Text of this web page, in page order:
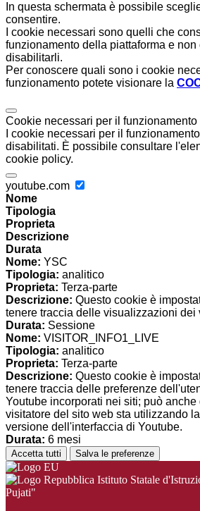
In questa schermata è possibile
consentire.
I cookie necessari sono quelli che
funzionamento della piattaforma e
disabilitarli.
Per conoscere quali sono i cookie
funzionamento potete visionare la
Cookie necessari per il funzionamento
I cookie necessari per il
disabilitati. È possibile consultare
cookie policy.
youtube.com
Nome
Tipologia
Proprieta
Descrizione
Durata
Nome: YSC
Tipologia: analitico
Proprieta: Terza-parte
Descrizione: Questo cookie è
tenere traccia delle visualizzazioni dei
Durata: Sessione
Nome: VISITOR_INFO1_LIVE
Tipologia: analitico
Proprieta: Terza-parte
Descrizione: Questo cookie è
tenere traccia delle preferenze
Youtube incorporati nei siti; può anche
visitatore del sito web sta utilizzando
versione dell'interfaccia di Youtube.
Durata: 6 mesi
Accetta tutti Salva le preferenze
Istituto Statale
Pujati"